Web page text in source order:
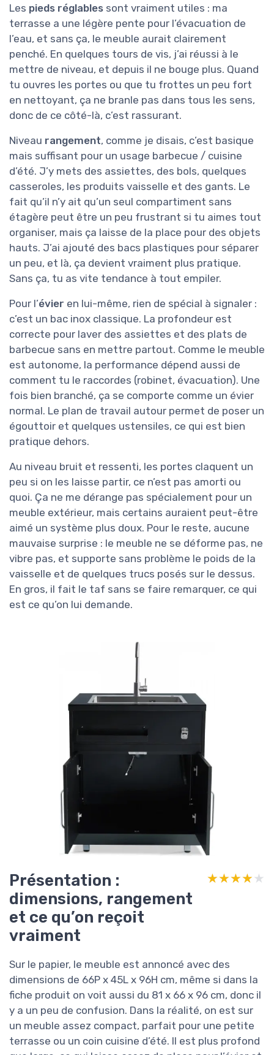
Les pieds réglables sont vraiment utiles : ma
terrasse a une légère pente pour l’évacuation de
l’eau, et sans ça, le meuble aurait clairement
penché. En quelques tours de vis, j’ai réussi à le
mettre de niveau, et depuis il ne bouge plus. Quand
tu ouvres les portes ou que tu frottes un peu fort
en nettoyant, ça ne branle pas dans tous les sens,
donc de ce côté-là, c’est rassurant.
Niveau rangement, comme je disais, c’est basique
mais suffisant pour un usage barbecue / cuisine
d’été. J’y mets des assiettes, des bols, quelques
casseroles, les produits vaisselle et des gants. Le
fait qu’il n’y ait qu’un seul compartiment sans
étagère peut être un peu frustrant si tu aimes tout
organiser, mais ça laisse de la place pour des objets
hauts. J’ai ajouté des bacs plastiques pour séparer
un peu, et là, ça devient vraiment plus pratique.
Sans ça, tu as vite tendance à tout empiler.
Pour l’évier en lui-même, rien de spécial à signaler :
c’est un bac inox classique. La profondeur est
correcte pour laver des assiettes et des plats de
barbecue sans en mettre partout. Comme le meuble
est autonome, la performance dépend aussi de
comment tu le raccordes (robinet, évacuation). Une
fois bien branché, ça se comporte comme un évier
normal. Le plan de travail autour permet de poser un
égouttoir et quelques ustensiles, ce qui est bien
pratique dehors.
Au niveau bruit et ressenti, les portes claquent un
peu si on les laisse partir, ce n’est pas amorti ou
quoi. Ça ne me dérange pas spécialement pour un
meuble extérieur, mais certains auraient peut-être
aimé un système plus doux. Pour le reste, aucune
mauvaise surprise : le meuble ne se déforme pas, ne
vibre pas, et supporte sans problème le poids de la
vaisselle et de quelques trucs posés sur le dessus.
En gros, il fait le taf sans se faire remarquer, ce qui
est ce qu’on lui demande.
Présentation :
dimensions, rangement
et ce qu’on reçoit
vraiment
★★★★★
★★★★★
Sur le papier, le meuble est annoncé avec des
dimensions de 66P x 45L x 96H cm, même si dans la
fiche produit on voit aussi du 81 x 66 x 96 cm, donc il
y a un peu de confusion. Dans la réalité, on est sur
un meuble assez compact, parfait pour une petite
terrasse ou un coin cuisine d’été. Il est plus profond